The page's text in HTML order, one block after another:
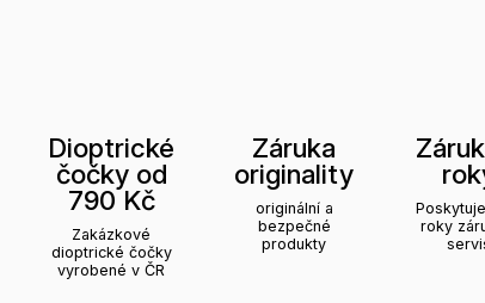
Dioptrické
čočky od
790 Kč
Zakázkové
dioptrické čočky
vyrobené v ČR
Záruka
originality
originální a
bezpečné
produkty
roky